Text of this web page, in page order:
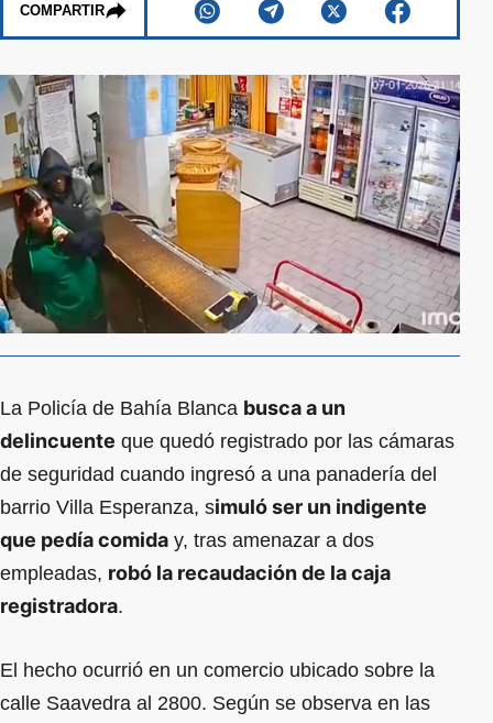
COMPARTIR
La Policía de Bahía Blanca busca a un
delincuente que quedó registrado por las cámaras
de seguridad cuando ingresó a una panadería del
barrio Villa Esperanza, simuló ser un indigente
que pedía comida y, tras amenazar a dos
empleadas, robó la recaudación de la caja
registradora.
El hecho ocurrió en un comercio ubicado sobre la
calle Saavedra al 2800. Según se observa en las